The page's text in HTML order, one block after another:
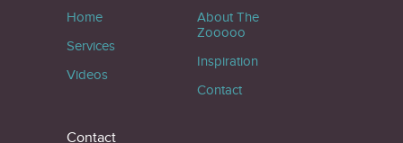
Home
Services
Videos
About The
Zooooo
Inspiration
Contact
Contact